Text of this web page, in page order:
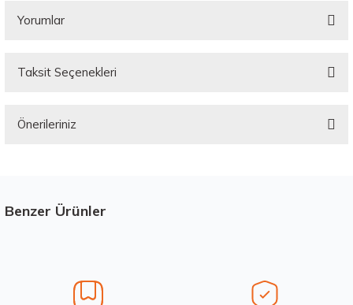
Yorumlar
Taksit Seçenekleri
Önerileriniz
Görüş ve önerileriniz için teşekkür ederiz.
Ürün bilgilerinde hatalar bulunuyor.
Benzer Ürünler